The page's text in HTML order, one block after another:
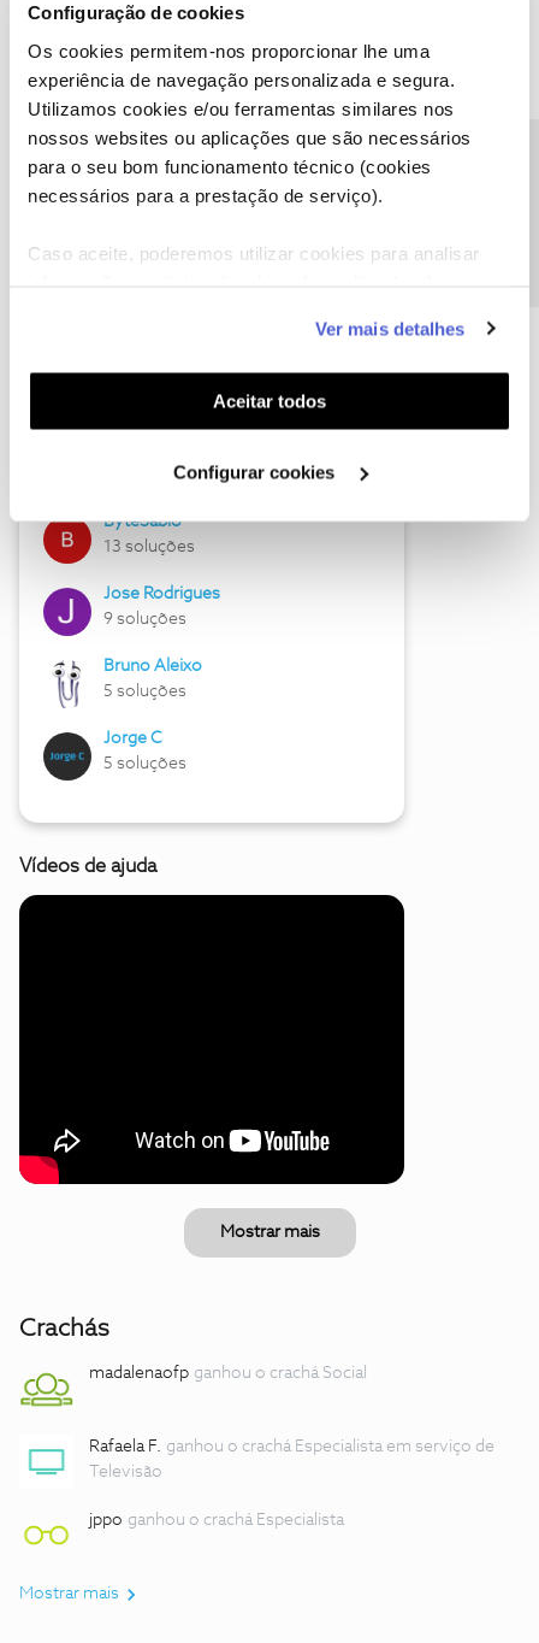
Configuração de cookies
Os cookies permitem-nos proporcionar lhe uma
experiência de navegação personalizada e segura.
Utilizamos cookies e/ou ferramentas similares nos
nossos websites ou aplicações que são necessários
para o seu bom funcionamento técnico (cookies
necessários para a prestação de serviço).
Caso aceite, poderemos utilizar cookies para analisar
funcionalidades (cookies de personalização e
funcionalidade) e adaptar anúncios aos seus interesses
(cookies de publicidade personalizada). Pode gerir a
utilização dos cookies clicando em "Configurar
Ver mais detalhes
Aceitar todos
Configurar cookies
Descubra as novidades de julho
Hall of Fame de julho
17 soluções
ByteSábio
13 soluções
Jose Rodrigues
9 soluções
Bruno Aleixo
5 soluções
Jorge C
5 soluções
Vídeos de ajuda
Mostrar mais
Crachás
madalenaofp ganhou o crachá Social
Rafaela F. ganhou o crachá Especialista em serviço de
Televisão
jppo ganhou o crachá Especialista
Mostrar mais